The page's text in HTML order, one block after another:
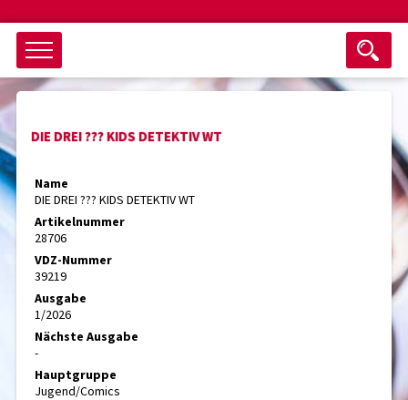
Objektsuche
als ganzes Wort suchen
nur Titel im Angebot
DIE DREI ??? KIDS DETEKTIV WT
Name
DIE DREI ??? KIDS DETEKTIV WT
Artikelnummer
28706
VDZ-Nummer
39219
Ausgabe
1/2026
Nächste Ausgabe
-
Hauptgruppe
Jugend/Comics